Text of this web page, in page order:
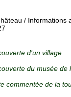
/ Informations
d'un village
du musée de
commentée de la